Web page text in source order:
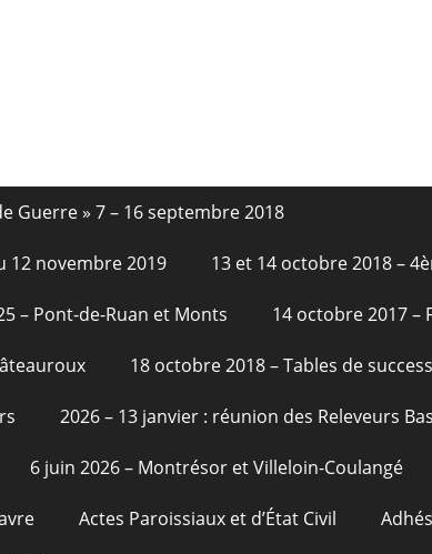
Guerre » 7 – 16 septembre 2018
12 novembre 2019 13 et 14 octobre 2018 –
– Pont-de-Ruan et Monts 14 octobre 2017 –
18 octobre 2018 – Tables de
2026 – 13 janvier : réunion des Releveurs
6 juin 2026 – Montrésor et Villeloin-Coulangé
Actes Paroissiaux et d’État Civil